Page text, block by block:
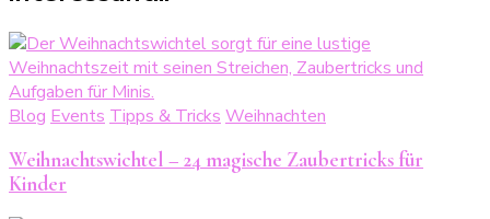
Blog Events Tipps & Tricks Weihnachten
Weihnachtswichtel – 24 magische Zaubertricks für
Kinder